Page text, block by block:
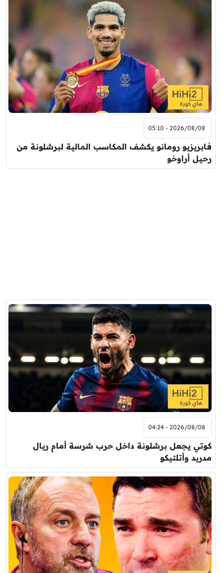
2026/08/08 - 05:10
فابريزيو رومانو يكشف المكاسب المالية لبرشلونة من
رحيل أراوخو
2026/08/08 - 04:24
كوتي يجعل برشلونة داخل حرب شرسة أمام ريال
مدريد وأتلتيكو